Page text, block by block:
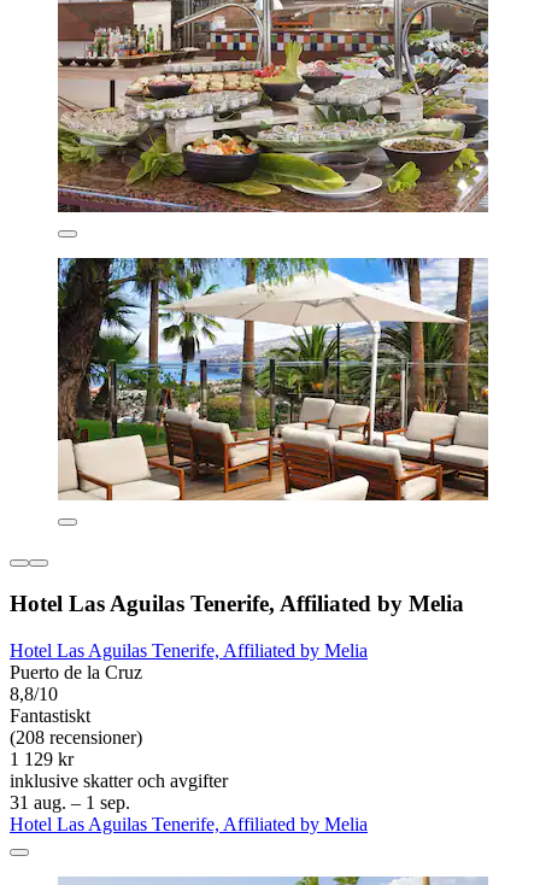
Hotel Las Aguilas Tenerife, Affiliated by Melia
Hotel Las Aguilas Tenerife, Affiliated by Melia
Puerto de la Cruz
8,8/10
Fantastiskt
(208 recensioner)
1 129 kr
inklusive skatter och avgifter
31 aug. – 1 sep.
Hotel Las Aguilas Tenerife, Affiliated by Melia